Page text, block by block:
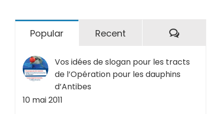
Popular Recent
Vos idées de slogan pour les tracts
de l’Opération pour les dauphins
d’Antibes
10 mai 2011